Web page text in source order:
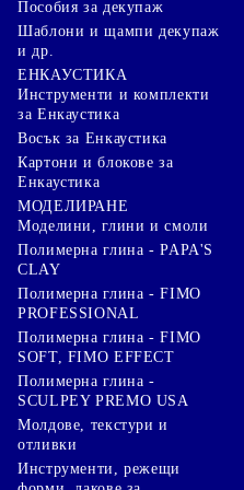
Пособия за декупаж
Шаблони и щампи декупаж
и др.
ЕНКАУСТИКА
Инструменти и комплекти
за Енкаустика
Восък за Енкаустика
Картони и блокове за
Енкаустика
МОДЕЛИРАНЕ
Моделини, глини и смоли
Полимерна глина - PAPA'S
CLAY
Полимерна глина - FIMO
PROFESSIONAL
Полимерна глина - FIMO
SOFT, FIMO EFFECT
Полимерна глина -
SCULPEY PREMO USA
Молдове, текстури и
отливки
Инструменти, режещи